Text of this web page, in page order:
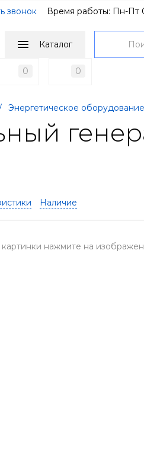
звонок Время работы: Пн-Пт
Каталог
0 0
Энергетическое оборудование
Наличие
нажмите на